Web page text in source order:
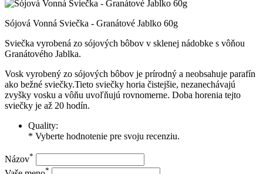
Sójová Vonná Sviečka - Granátové Jablko 60g
Sviečka vyrobená zo sójových bôbov v sklenej nádobke s vôňou
Granátového Jablka.
Vosk vyrobený zo sójových bôbov je prírodný a neobsahuje parafín
ako bežné sviečky.Tieto sviečky horia čistejšie, nezanechávajú
zvyšky vosku a vôňu uvoľňujú rovnomerne. Doba horenia tejto
sviečky je až 20 hodín.
Quality:
* Vyberte hodnotenie pre svoju recenziu.
Názov*
*